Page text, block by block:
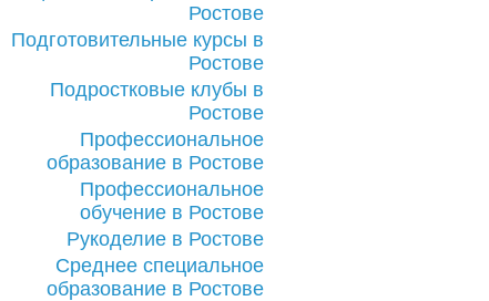
Ростове
Подготовительные курсы в
Ростове
Подростковые клубы в
Ростове
Профессиональное
образование в Ростове
Профессиональное
обучение в Ростове
Рукоделие в Ростове
Среднее специальное
образование в Ростове